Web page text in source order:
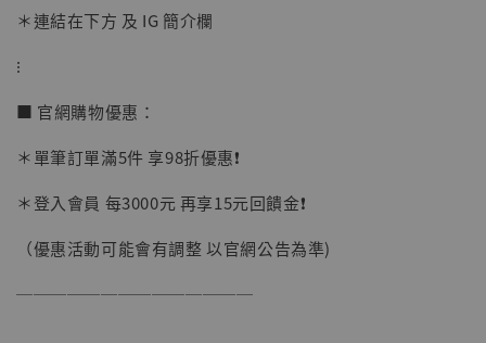
NT$ 1,500
＊連結在下方 及 IG 簡介欄
⁝
■ 官網購物優惠：
＊單筆訂單滿5件 享98折優惠❗️
＊登入會員 每3000元 再享15元回饋金❗️
（優惠活動可能會有調整 以官網公告為準)
──────────────